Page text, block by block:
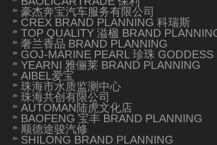
豪杰奔宝汽车服务有限公司
CREX BRAND PLANNING 科瑞斯
TOP QUALITY 溢楹 BRAND
奢兰香品 BRAND PLANNING
GOJ-MARINE PEARL 珍珠
YEARNI 雅俪莱 BRAND PLANNING
AIBEL爱宝
珠海市水质监测中心
珠海共创有限公司
AUTOMAN陆虎文化店
BAOFENG 宝丰 BRAND PLANNING
顺德途骏汽修
SHILONG BRAND PLANNING